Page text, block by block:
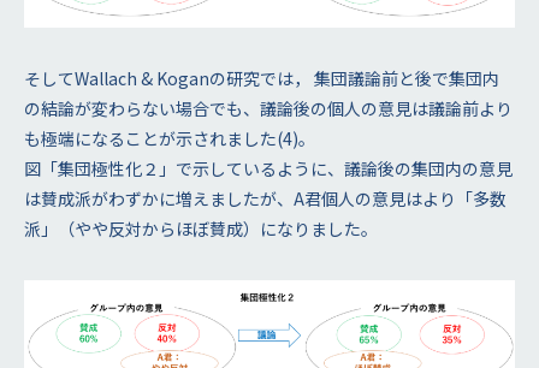
そしてWallach & Koganの研究では， 集団議論前と後で集団内
の結論が変わらない場合でも、議論後の個人の意見は議論前より
も極端になることが示されました(4)。
図「集団極性化２」で示しているように、議論後の集団内の意見
は賛成派がわずかに増えましたが、A君個人の意見はより「多数
派」（やや反対からほぼ賛成）になりました。